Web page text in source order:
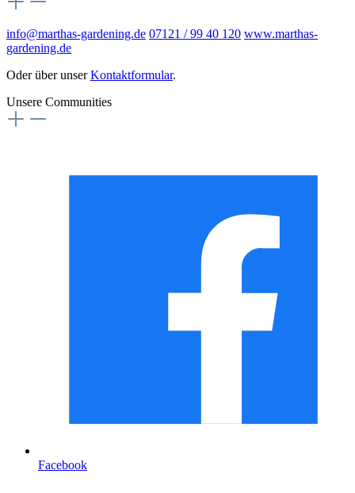
info@marthas-gardening.de 07121 / 99 40 120 www.marthas-
gardening.de
Oder über unserKontaktformular.
Unsere Communities
Facebook